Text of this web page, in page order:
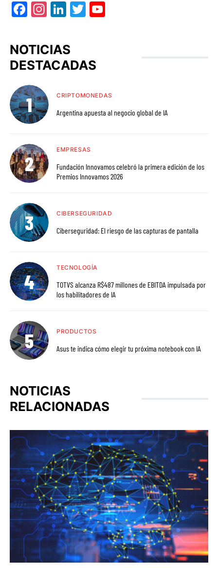
Facebook
Instagram
LinkedIn
Twitter
NOTICIAS
DESTACADAS
CRIPTOMONEDAS
Argentina apuesta al negocio global de IA
EMPRESAS
Fundación Innovamos celebró la primera edición de los
Premios Innovamos 2026
CIBERSEGURIDAD
Ciberseguridad: El riesgo de las capturas de pantalla
TECNOLOGÍA
TOTVS alcanza R$487 millones de EBITDA impulsada por
los habilitadores de IA
PRODUCTOS
Asus te indica cómo elegir tu próxima notebook con IA
NOTICIAS
RELACIONADAS